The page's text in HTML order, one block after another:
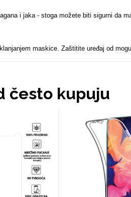
i jaka - stoga možete biti sigurni da
maskice. Zaštitite uređaj od
često kupuju